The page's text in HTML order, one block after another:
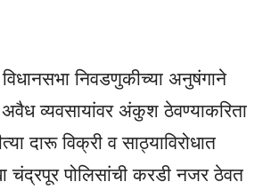
निवडणुकीच्या अनुषंगाने
व्यवसायांवर अंकुश ठेवण्याकरिता
दारू विक्री व साठ्याविरोधात
चंद्रपूर पोलिसांची करडी नजर ठेवत